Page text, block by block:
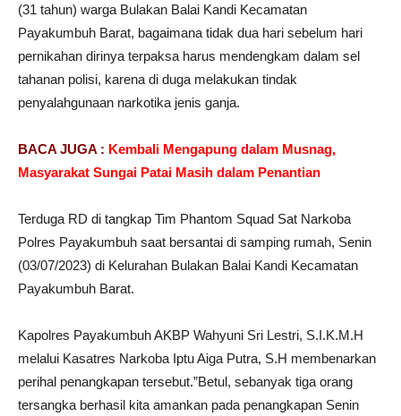
(31 tahun) warga Bulakan Balai Kandi Kecamatan
Payakumbuh Barat, bagaimana tidak dua hari sebelum hari
pernikahan dirinya terpaksa harus mendengkam dalam sel
tahanan polisi, karena di duga melakukan tindak
penyalahgunaan narkotika jenis ganja.
BACA JUGA : Kembali Mengapung dalam Musnag,
Masyarakat Sungai Patai Masih dalam Penantian
Terduga RD di tangkap Tim Phantom Squad Sat Narkoba
Polres Payakumbuh saat bersantai di samping rumah, Senin
(03/07/2023) di Kelurahan Bulakan Balai Kandi Kecamatan
Payakumbuh Barat.
Kapolres Payakumbuh AKBP Wahyuni Sri Lestri, S.I.K.M.H
melalui Kasatres Narkoba Iptu Aiga Putra, S.H membenarkan
perihal penangkapan tersebut.”Betul, sebanyak tiga orang
tersangka berhasil kita amankan pada penangkapan Senin